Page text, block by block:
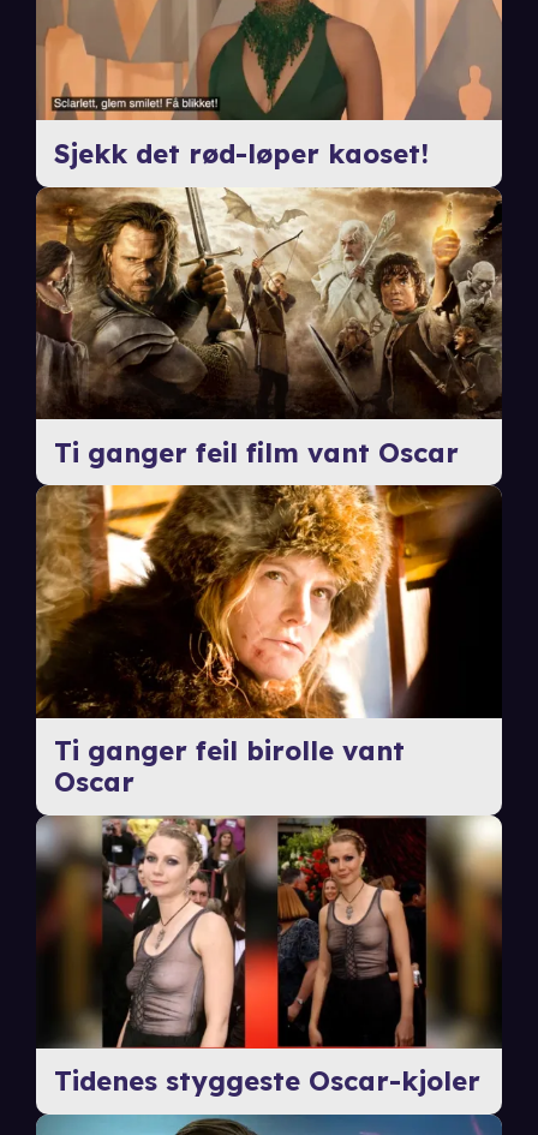
Sjekk det rød-løper kaoset!
Ti ganger feil film vant Oscar
Ti ganger feil birolle vant
Oscar
Tidenes styggeste Oscar-kjoler